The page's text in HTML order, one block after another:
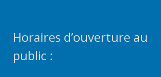
Horaires d’ouverture au
public :